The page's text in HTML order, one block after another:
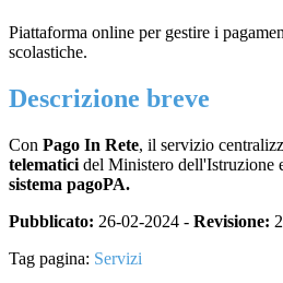
Piattaforma online per gestire i
scolastiche.
Descrizione breve
Con Pago In Rete, il servizio
telematici del Ministero dell'Istruzione
sistema pagoPA.
Pubblicato: 26-02-2024 - Revisione:
Tag pagina: Servizi